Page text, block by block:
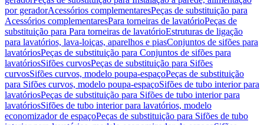
por geradorAcessórios complementaresPeças de substituição para
Acessórios complementaresPara torneiras de lavatórioPeças de
substituição para Para torneiras de lavatórioEstruturas de ligação
para lavatórios, lava-loiças, aparelhos e piasConjuntos de sifões para
lavatóriosPeças de substituição para Conjuntos de sifões para
lavatóriosSifões curvosPeças de substituição para Sifões
curvosSifões curvos, modelo poupa-espaçoPeças de substituição
para Sifões curvos, modelo poupa-espaçoSifões de tubo interior para
lavatóriosPeças de substituição para Sifões de tubo interior para
lavatóriosSifões de tubo interior para lavatórios, modelo
economizador de espaçoPeças de substituição para Sifões de tubo